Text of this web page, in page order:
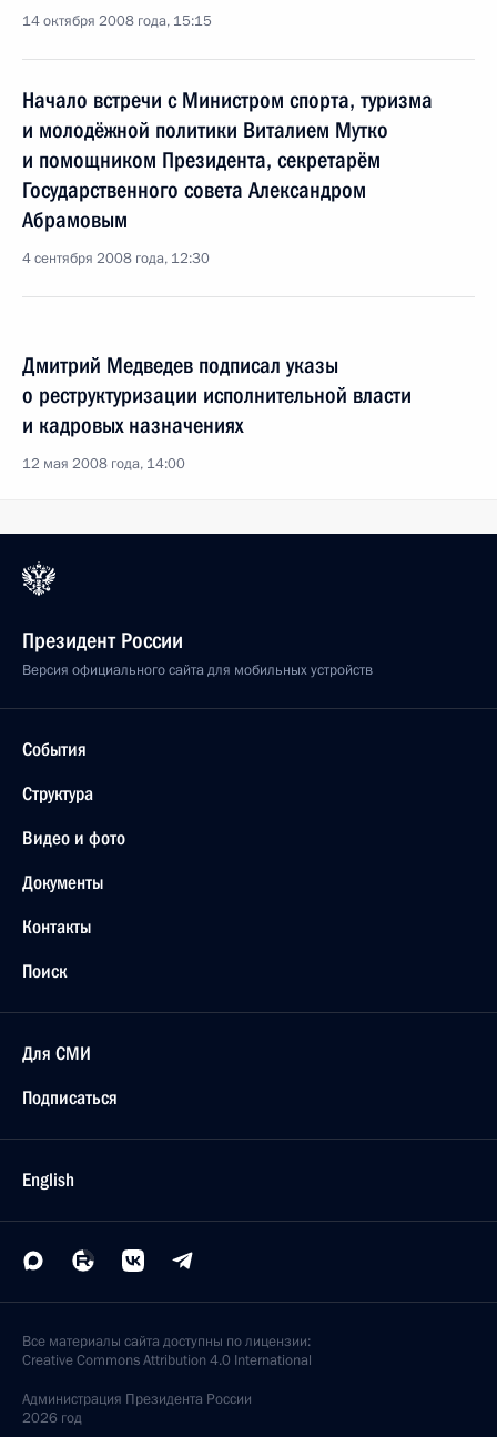
14 октября 2008 года, 15:15
Начало встречи с Министром спорта, туризма
и молодёжной политики Виталием Мутко
и помощником Президента, секретарём
Государственного совета Александром
Абрамовым
4 сентября 2008 года, 12:30
Дмитрий Медведев подписал указы
о реструктуризации исполнительной власти
и кадровых назначениях
12 мая 2008 года, 14:00
Президент России
Версия официального сайта для мобильных устройств
События
Структура
Видео и фото
Документы
Контакты
Поиск
Для СМИ
Подписаться
English
Все материалы сайта доступны по лицензии:
Creative Commons Attribution 4.0 International
Администрация Президента России
2026 год